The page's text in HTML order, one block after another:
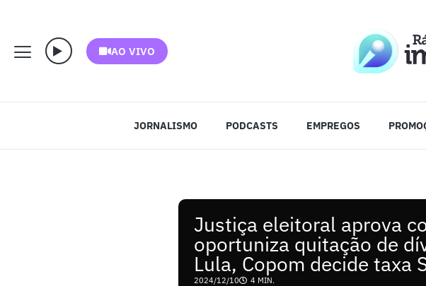
AO VIVO
JORNALISMO PODCASTS EMPREGOS
Justiça eleitoral aprova
oportuniza quitação de
Lula, Copom decide taxa
2024/12/10 4 MIN.